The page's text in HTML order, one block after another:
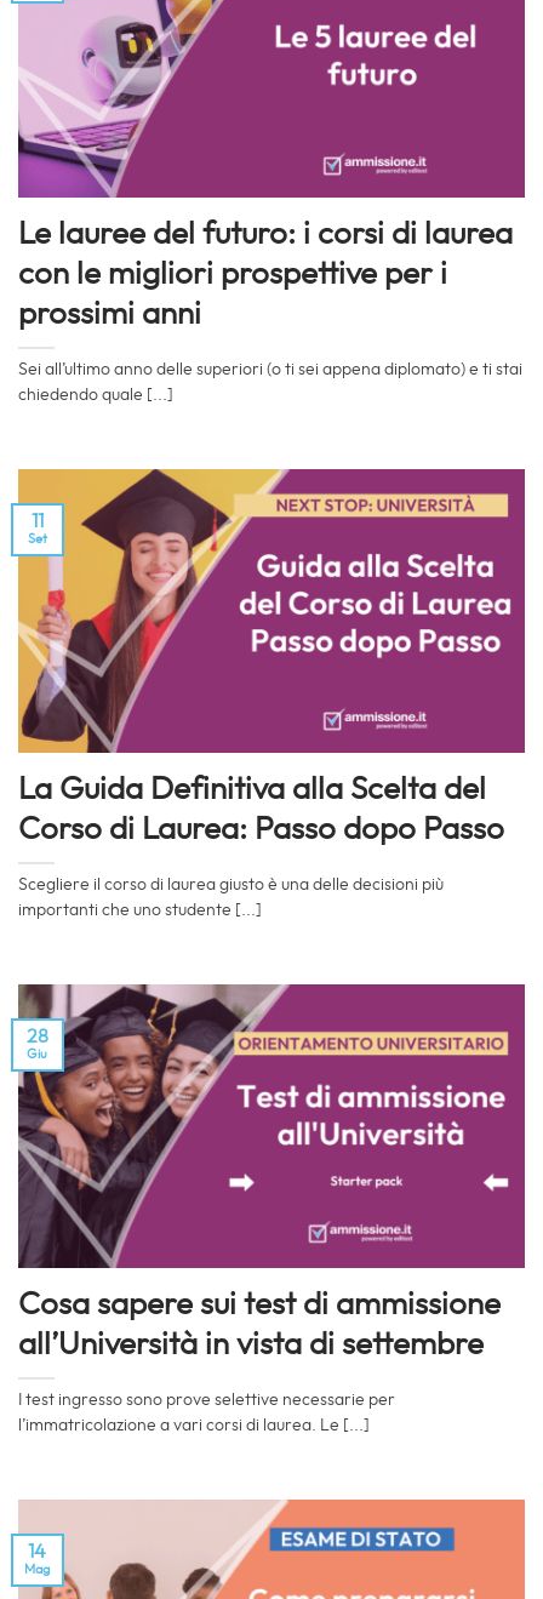
Le lauree del futuro: i corsi di laurea
con le migliori prospettive per i
prossimi anni
Sei all’ultimo anno delle superiori (o ti sei appena diplomato) e ti stai
chiedendo quale [...]
La Guida Definitiva alla Scelta del
Corso di Laurea: Passo dopo Passo
Scegliere il corso di laurea giusto è una delle decisioni più
importanti che uno studente [...]
11
Set
Cosa sapere sui test di ammissione
all’Università in vista di settembre
I test ingresso sono prove selettive necessarie per
l’immatricolazione a vari corsi di laurea. Le [...]
28
Giu
14
Mag